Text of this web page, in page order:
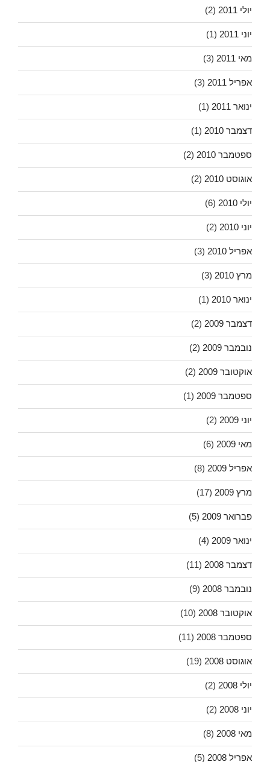
יולי 2011 (2)
יוני 2011 (1)
מאי 2011 (3)
אפריל 2011 (3)
ינואר 2011 (1)
דצמבר 2010 (1)
ספטמבר 2010 (2)
אוגוסט 2010 (2)
יולי 2010 (6)
יוני 2010 (2)
אפריל 2010 (3)
מרץ 2010 (3)
ינואר 2010 (1)
דצמבר 2009 (2)
נובמבר 2009 (2)
אוקטובר 2009 (2)
ספטמבר 2009 (1)
יוני 2009 (2)
מאי 2009 (6)
אפריל 2009 (8)
מרץ 2009 (17)
פברואר 2009 (5)
ינואר 2009 (4)
דצמבר 2008 (11)
נובמבר 2008 (9)
אוקטובר 2008 (10)
ספטמבר 2008 (11)
אוגוסט 2008 (19)
יולי 2008 (2)
יוני 2008 (2)
מאי 2008 (8)
אפריל 2008 (5)